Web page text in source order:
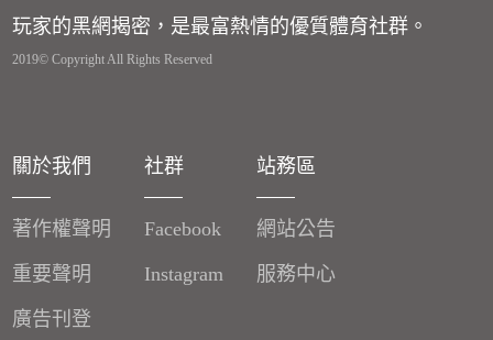
玩家的黑網揭密，是最富熱情的優質體育社群。
2019© Copyright All Rights Reserved
關於我們
著作權聲明
重要聲明
廣告刊登
社群
Facebook
Instagram
站務區
網站公告
服務中心